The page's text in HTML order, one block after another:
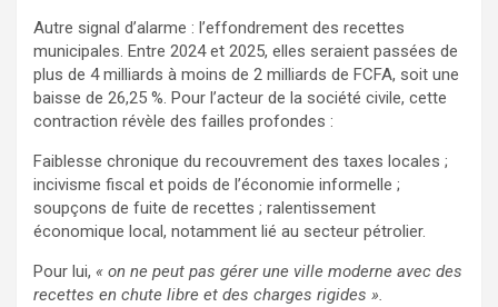
Autre signal d’alarme : l’effondrement des recettes
municipales. Entre 2024 et 2025, elles seraient passées de
plus de 4 milliards à moins de 2 milliards de FCFA, soit une
baisse de 26,25 %. Pour l’acteur de la société civile, cette
contraction révèle des failles profondes :
Faiblesse chronique du recouvrement des taxes locales ;
incivisme fiscal et poids de l’économie informelle ;
soupçons de fuite de recettes ; ralentissement
économique local, notamment lié au secteur pétrolier.
Pour lui, « on ne peut pas gérer une ville moderne avec des
recettes en chute libre et des charges rigides ».